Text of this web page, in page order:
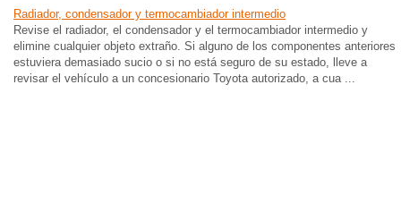
Radiador, condensador y termocambiador intermedio
Revise el radiador, el condensador y el termocambiador intermedio y
elimine cualquier objeto extraño. Si alguno de los componentes anteriores
estuviera demasiado sucio o si no está seguro de su estado, lleve a
revisar el vehículo a un concesionario Toyota autorizado, a cua ...